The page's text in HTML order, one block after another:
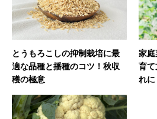
とうもろこしの抑制栽培に最
適な品種と播種のコツ！秋収
穫の極意
家庭
育て
れに